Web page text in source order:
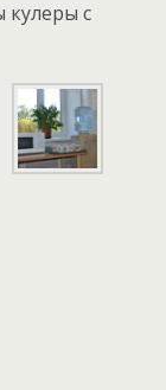
кулеры с